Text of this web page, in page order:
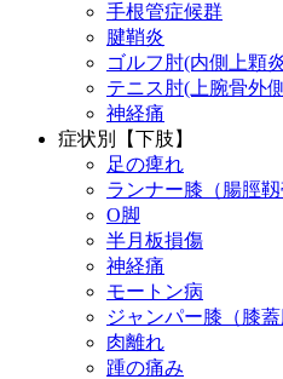
手根管症候群
腱鞘炎
ゴルフ肘(内側上顆
テニス肘(上腕骨外
神経痛
症状別【下肢】
足の痺れ
ランナー膝（腸脛靱
O脚
半月板損傷
神経痛
モートン病
ジャンパー膝（膝蓋
肉離れ
踵の痛み